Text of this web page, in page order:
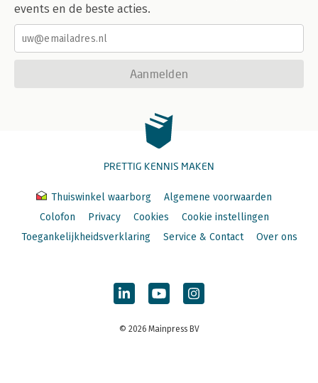
events en de beste acties.
Aanmelden
PRETTIG KENNIS MAKEN
Thuiswinkel waarborg
Algemene voorwaarden
Colofon
Privacy Cookies
Cookie instellingen
Toegankelijkheidsverklaring
Service & Contact Over ons
© 2026 Mainpress BV